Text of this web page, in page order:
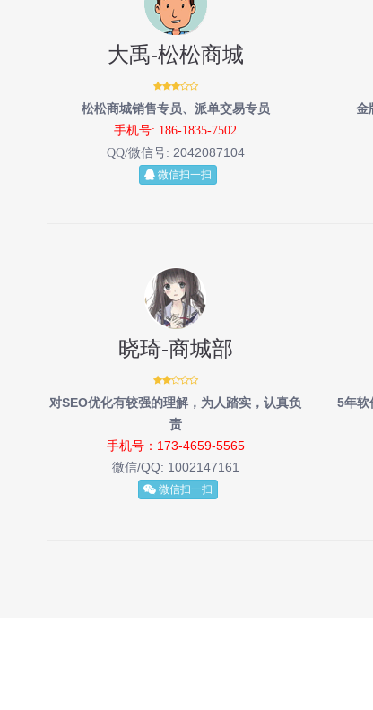
大禹-松松商城
松松商城销售专员、派单交易专员
手机号: 186-1835-7502
QQ/微信号: 2042087104
微信扫一扫
金
晓琦-商城部
对SEO优化有较强的理解，为人踏实，认真负
责
手机号：173-4659-5565
微信/QQ: 1002147161
微信扫一扫
5年软